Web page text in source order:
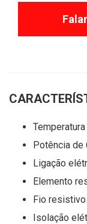
Potência de
Ligação
Elemento
Fio resistivo
Isolação